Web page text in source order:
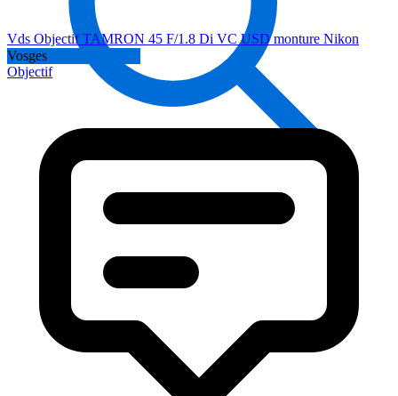
Vds Objectif TAMRON 45 F/1.8 Di VC USD monture Nikon
Vosges
Objectif